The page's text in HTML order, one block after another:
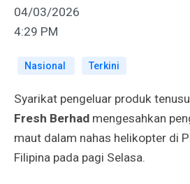
04/03/2026
4:29 PM
Nasional Terkini
Syarikat pengeluar produk
Fresh Berhad mengesahkan
maut dalam nahas helikopter di
Filipina pada pagi Selasa.